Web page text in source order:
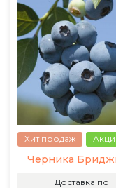
Хит продаж
Черника
Доставка по